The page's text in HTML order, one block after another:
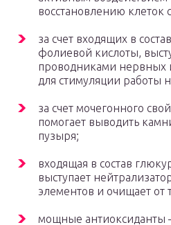
восстановлению
за счет входящих в
фолиевой кислоты,
проводниками нервных
для стимуляции работы
за счет мочегонного
помогает выводить
пузыря;
входящая в состав
выступает
элементов и очищает от
мощные антиоксиданты